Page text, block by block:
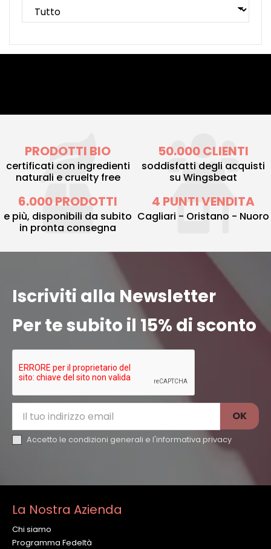
PRODOTTI BIO
certificati con ingredienti
naturali e cruelty free
50.000 CLIENTI
soddisfatti degli acquisti
su Wingsbeat
6.000 PRODOTTI
e più, disponibili da subito
in pronta consegna
4 PUNTI VENDITA
Cagliari - Oristano - Nuoro
Iscriviti alla Newsletter
Per te subito il 15% di sconto
Accetto le condizioni generali e l'informativa privacy
La Nostra Azienda
Chi siamo
Programma Fedeltà